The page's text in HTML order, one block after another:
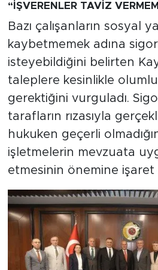
“İŞVERENLER TAVİZ
Bazı çalışanların sosyal
kaybetmemek adına
isteyebildiğini belirten
taleplere kesinlikle olumlu
gerektiğini vurguladı.
tarafların rızasıyla
hukuken geçerli
işletmelerin mevzuata
etmesinin önemine işaret